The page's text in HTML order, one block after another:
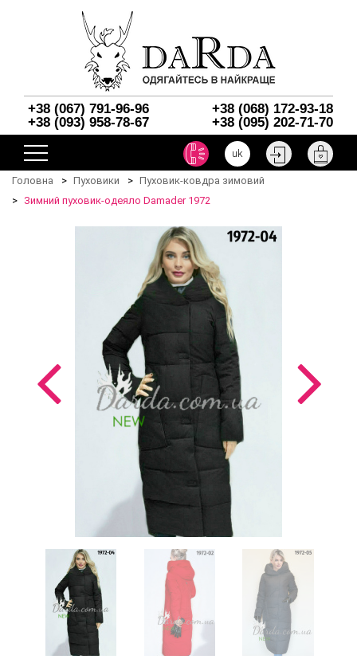
+38 (067) 791-96-96
+38 (068) 172-93-18
+38 (093) 958-78-67
+38 (095) 202-71-70
uk
Головна Пуховики
Пуховик-ковдра зимовий
Зимний пуховик-одеяло Damader 1972